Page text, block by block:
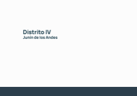
contenido